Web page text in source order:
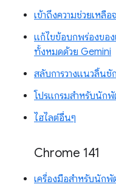
เข้าถึงความช่วยเหลือ
แก้ไขข้อบกพร่องขอ
ทั้งหมดด้วย Gemini
สลับการวางแนวลิ้นชัก
โปรแกรมสำหรับนัก
ไฮไลต์อื่นๆ
Chrome 141
เครื่องมือสำหรับนัก